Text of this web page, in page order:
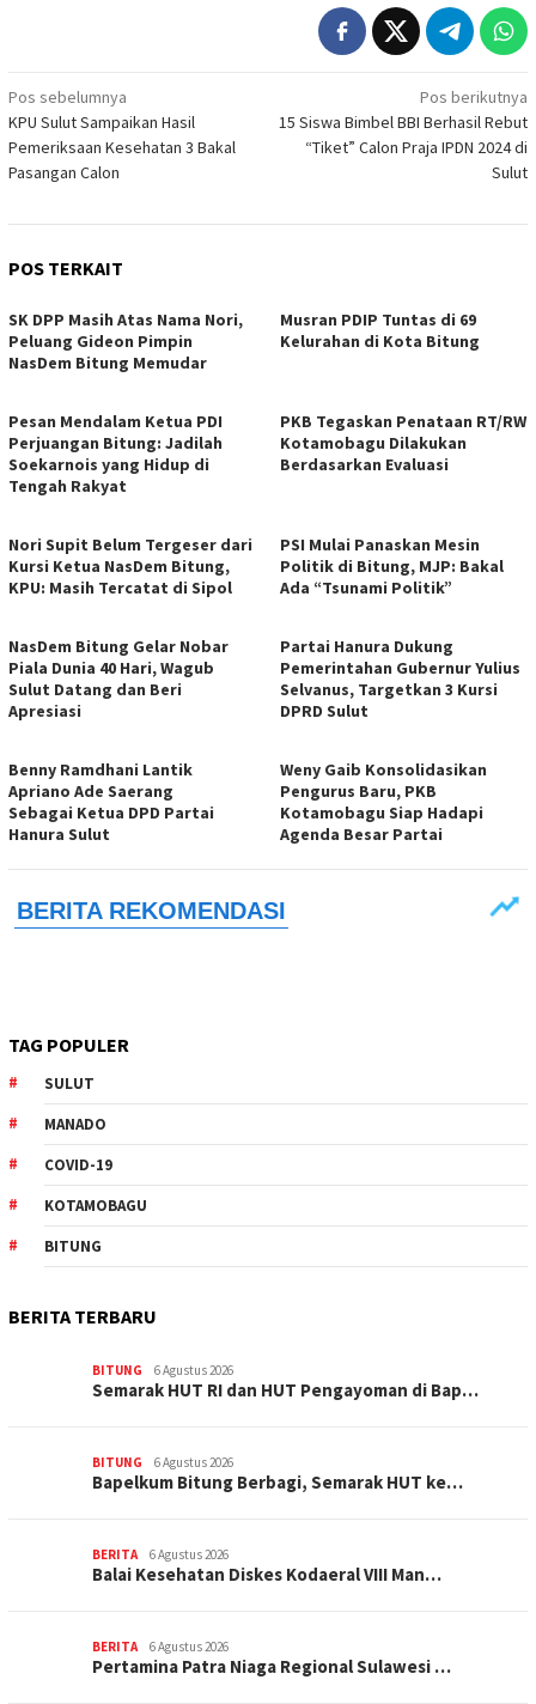
Navigasi
pos
Pos sebelumnya
KPU Sulut Sampaikan Hasil
Pemeriksaan Kesehatan 3 Bakal
Pasangan Calon
Pos berikutnya
15 Siswa Bimbel BBI Berhasil Rebut
“Tiket” Calon Praja IPDN 2024 di
Sulut
POS TERKAIT
SK DPP Masih Atas Nama Nori,
Peluang Gideon Pimpin
NasDem Bitung Memudar
Musran PDIP Tuntas di 69
Kelurahan di Kota Bitung
Pesan Mendalam Ketua PDI
Perjuangan Bitung: Jadilah
Soekarnois yang Hidup di
Tengah Rakyat
PKB Tegaskan Penataan RT/RW
Kotamobagu Dilakukan
Berdasarkan Evaluasi
Nori Supit Belum Tergeser dari
Kursi Ketua NasDem Bitung,
KPU: Masih Tercatat di Sipol
PSI Mulai Panaskan Mesin
Politik di Bitung, MJP: Bakal
Ada “Tsunami Politik”
NasDem Bitung Gelar Nobar
Piala Dunia 40 Hari, Wagub
Sulut Datang dan Beri
Apresiasi
Partai Hanura Dukung
Pemerintahan Gubernur Yulius
Selvanus, Targetkan 3 Kursi
DPRD Sulut
Benny Ramdhani Lantik
Apriano Ade Saerang
Sebagai Ketua DPD Partai
Hanura Sulut
Weny Gaib Konsolidasikan
Pengurus Baru, PKB
Kotamobagu Siap Hadapi
Agenda Besar Partai
TAG POPULER
SULUT
MANADO
COVID-19
KOTAMOBAGU
BITUNG
BERITA TERBARU
BITUNG 6 Agustus 2026
Semarak HUT RI dan HUT Pengayoman di Bap…
BITUNG 6 Agustus 2026
‎Bapelkum Bitung Berbagi, Semarak HUT ke…
BERITA 6 Agustus 2026
Balai Kesehatan Diskes Kodaeral VIII Man…
BERITA 6 Agustus 2026
Pertamina Patra Niaga Regional Sulawesi …